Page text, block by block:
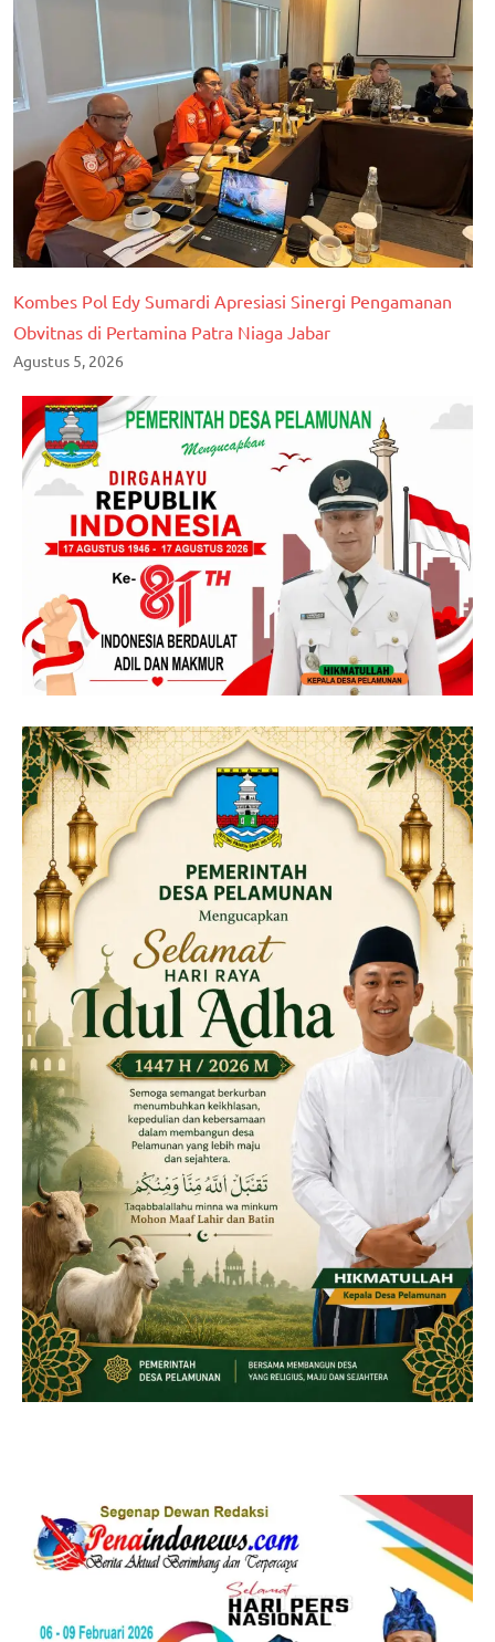
Kombes Pol Edy Sumardi Apresiasi Sinergi Pengamanan
Obvitnas di Pertamina Patra Niaga Jabar
Agustus 5, 2026